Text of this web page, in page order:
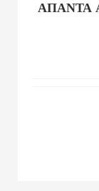
ΑΠΑΝΤΑ